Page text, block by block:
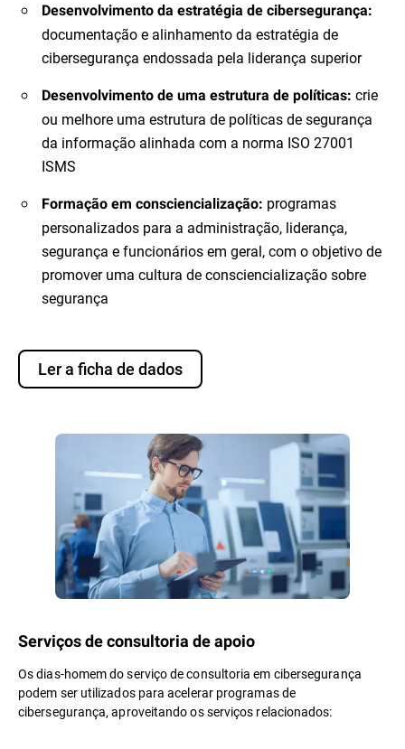
Desenvolvimento da estratégia de cibersegurança:
documentação e alinhamento da estratégia de
cibersegurança endossada pela liderança superior
Desenvolvimento de uma estrutura de políticas: crie
ou melhore uma estrutura de políticas de segurança
da informação alinhada com a norma ISO 27001
ISMS
Formação em consciencialização: programas
personalizados para a administração, liderança,
segurança e funcionários em geral, com o objetivo de
promover uma cultura de consciencialização sobre
segurança
Ler a ficha de dados
Serviços de consultoria de apoio
Os dias-homem do serviço de consultoria em cibersegurança
podem ser utilizados para acelerar programas de
cibersegurança, aproveitando os serviços relacionados: